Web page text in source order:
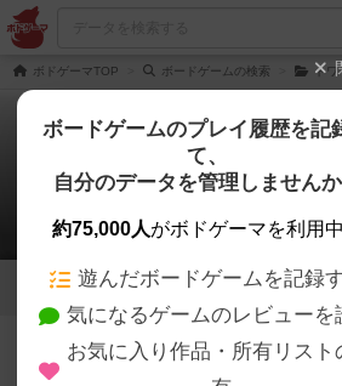
ボドゲーマTOP ボードゲームの検索 トワ
トワイライト・インペリウ
片
0件のレビュー
1
トワイライト・インペリウム：第3版 王
ボードゲームのプレイ履歴を記
て、
自分のデータを管理しませんか
約75,000人がボドゲーマを利用中
遊んだボードゲームを記録
気になるゲームのレビューを
お気に入り作品・所有リスト